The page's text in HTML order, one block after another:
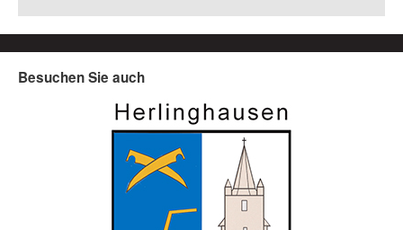
Besuchen Sie auch